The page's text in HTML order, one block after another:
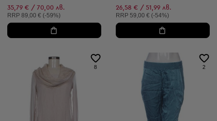
35,79 € / 70,00 лв.
Препоръчителна цена:
RRP 89,00 € (-59%)
26,58 € / 51,99 лв.
Препоръчителна цена:
RRP 59,00 € (-54%)
8 2